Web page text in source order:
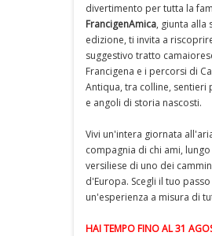
divertimento per tutta la
FrancigenAmica, giunta alla
edizione, ti invita a
suggestivo tratto
Francigena e i percorsi di
Antiqua, tra colline, sentieri
e angoli di storia nascosti.
Vivi un'intera giornata
compagnia di chi ami,
versiliese di uno dei
d'Europa. Scegli il tuo passo
un'esperienza a misura di
HAI TEMPO FINO AL 31